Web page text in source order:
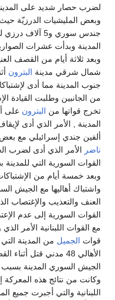
لضرب حصار شديد على
جندس سوري و5
المدينة وبدأت عشرات
وبعد ثلاثة أيام من القصف
شمال شرقي مدينة البترون
جنوب المدينة مما أدى
من الجانبين وطلبت القيادة
تخرج قواتها من البترون على
المدينة , الأمر الذي أدى
ألفين جندي إسرائيلي مع بعض
ناضر الأمر الذي أدى لضرب
القوات السورية التي
وبعد خمسة أيام من
واشتباك أهاليها مع الجيش
العنف والتعذيب والإغتصاب
القوات السورية إلى عدم
مع القوات اللبنانية الأمر
قوات الجميل من المدينة
الجيش السوري المدينة بسبب
وكانت من نتائج هذه
اللبنانية والتي أجبرت جميع